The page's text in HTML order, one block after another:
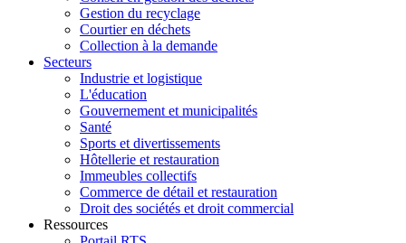
Gestion du recyclage
Courtier en déchets
Collection à la demande
Secteurs
Industrie et logistique
L'éducation
Gouvernement et municipalités
Santé
Sports et divertissements
Hôtellerie et restauration
Immeubles collectifs
Commerce de détail et restauration
Droit des sociétés et droit commercial
Ressources